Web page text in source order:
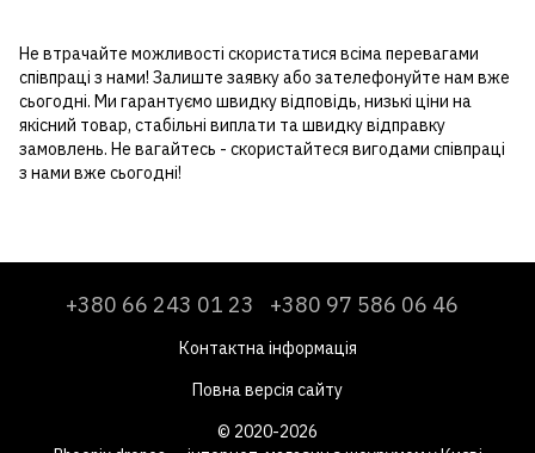
Не втрачайте можливості скористатися всіма перевагами
співпраці з нами! Залиште заявку або зателефонуйте нам вже
сьогодні. Ми гарантуємо швидку відповідь, низькі ціни на
якісний товар, стабільні виплати та швидку відправку
замовлень. Не вагайтесь - скористайтеся вигодами співпраці
з нами вже сьогодні!
+380 66 243 01 23 +380 97 586 06 46
Контактна інформація
Повна версія сайту
© 2020-2026